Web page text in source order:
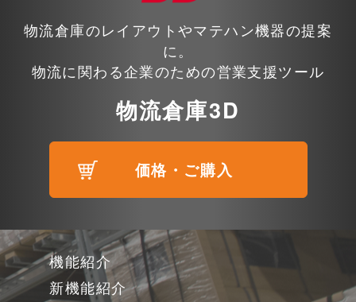
物流倉庫のレイアウトやマテハン機器の提案
に。
物流に関わる企業のための営業支援ツール
物流倉庫3D
価格・ご購入
機能紹介
新機能紹介